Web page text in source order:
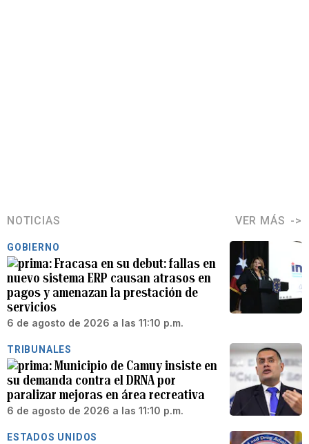
NOTICIAS VER MÁS
GOBIERNO
Fracasa en su debut: fallas en
nuevo sistema ERP causan atrasos en
pagos y amenazan la prestación de
servicios
6 de agosto de 2026 a las 11:10 p.m.
TRIBUNALES
Municipio de Camuy insiste en
su demanda contra el DRNA por
paralizar mejoras en área recreativa
6 de agosto de 2026 a las 11:10 p.m.
ESTADOS UNIDOS